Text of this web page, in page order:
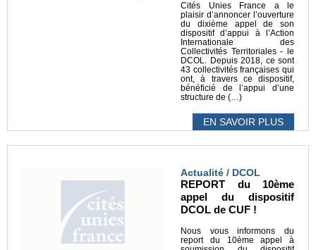
Cités Unies France a le
plaisir d’annoncer l’ouverture
du dixième appel de son
dispositif d’appui à l’Action
Internationale des
Collectivités Territoriales - le
DCOL. Depuis 2018, ce sont
43 collectivités françaises qui
ont, à travers ce dispositif,
bénéficié de l’appui d’une
structure de (…)
EN SAVOIR PLUS
Actualité / DCOL
REPORT du 10ème
appel du dispositif
DCOL de CUF !
Nous vous informons du
report du 10ème appel à